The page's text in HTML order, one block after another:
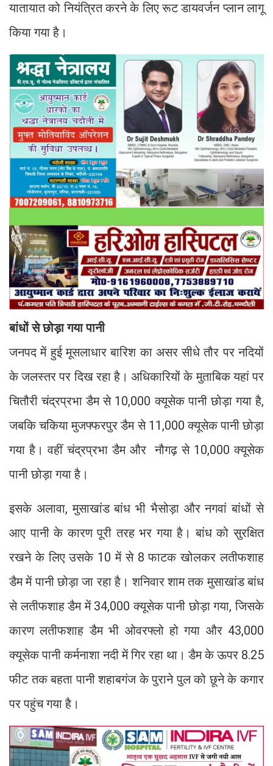
यातायात को नियंत्रित करने के लिए रूट डायवर्जन प्लान लागू
किया गया है।
बांधों से छोड़ा गया पानी
जनपद में हुई मूसलाधार बारिश का असर सीधे तौर पर नदियों
के जलस्तर पर दिख रहा है। अधिकारियों के मुताबिक यहां पर
चितौरी चंद्रप्रभा डैम से 10,000 क्यूसेक पानी छोड़ा गया है,
जबकि चकिया मुजफ्फरपुर डैम से 11,000 क्यूसेक पानी छोड़ा
गया है। वहीं चंद्रप्रभा डैम और नौगढ़ से 10,000 क्यूसेक
पानी छोड़ा गया है।
इसके अलावा, मुसाखांड बांध भी भैसोड़ा और नगवां बांधों से
आए पानी के कारण पूरी तरह भर गया है। बांध को सुरक्षित
रखने के लिए उसके 10 में से 8 फाटक खोलकर लतीफशाह
डैम में पानी छोड़ा जा रहा है। शनिवार शाम तक मुसाखांड बांध
से लतीफशाह डैम में 34,000 क्यूसेक पानी छोड़ा गया, जिसके
कारण लतीफशाह डैम भी ओवरफ्लो हो गया और 43,000
क्यूसेक पानी कर्मनाशा नदी में गिर रहा था। डैम के ऊपर 8.25
फीट तक बहता पानी शहाबगंज के पुराने पुल को छूने के कगार
पर पहुंच गया है।